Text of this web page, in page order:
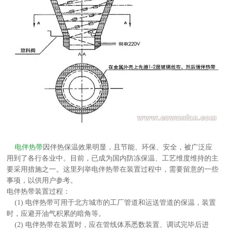
电伴热带因伴热保温效果明显，且节能、环保、安全，被广泛应
用到了各行各业中。目前，已成为国内防冻保温、工艺维度维持的主
要采用措施之一。这里列举电伴热带在装置过程中，需要留意的一些
事项，以供用户参考。
电伴热带装置过程：
(1) 电伴热带可用于北方城市的工厂管道和运送管道的保温，装置
时，应避开油气积累的暗角等。
(2) 电伴热带在装置时，应在管线体系悉数装置、调试完毕后进